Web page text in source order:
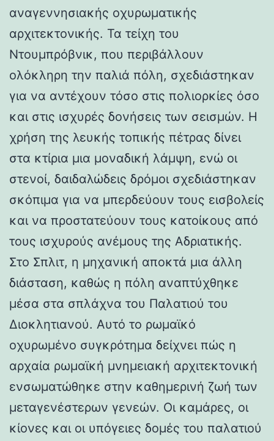
αναγεννησιακής οχυρωματικής
αρχιτεκτονικής. Τα τείχη του
Ντουμπρόβνικ, που περιβάλλουν
ολόκληρη την παλιά πόλη, σχεδιάστηκαν
για να αντέχουν τόσο στις πολιορκίες όσο
και στις ισχυρές δονήσεις των σεισμών. Η
χρήση της λευκής τοπικής πέτρας δίνει
στα κτίρια μια μοναδική λάμψη, ενώ οι
στενοί, δαιδαλώδεις δρόμοι σχεδιάστηκαν
σκόπιμα για να μπερδεύουν τους εισβολείς
και να προστατεύουν τους κατοίκους από
τους ισχυρούς ανέμους της Αδριατικής.
Στο Σπλιτ, η μηχανική αποκτά μια άλλη
διάσταση, καθώς η πόλη αναπτύχθηκε
μέσα στα σπλάχνα του Παλατιού του
Διοκλητιανού. Αυτό το ρωμαϊκό
οχυρωμένο συγκρότημα δείχνει πώς η
αρχαία ρωμαϊκή μνημειακή αρχιτεκτονική
ενσωματώθηκε στην καθημερινή ζωή των
μεταγενέστερων γενεών. Οι καμάρες, οι
κίονες και οι υπόγειες δομές του παλατιού